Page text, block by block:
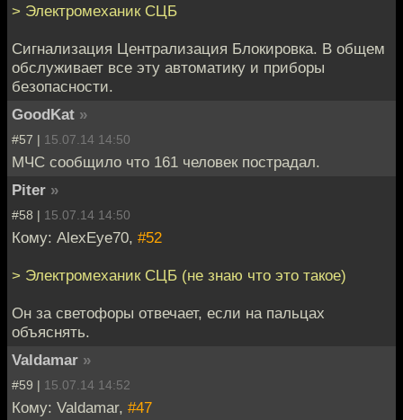
> Электромеханик СЦБ
Сигнализация Централизация Блокировка. В общем
обслуживает все эту автоматику и приборы
безопасности.
GoodKat »
#57 | 15.07.14 14:50
МЧС сообщило что 161 человек пострадал.
Piter »
#58 | 15.07.14 14:50
Кому: AlexEye70, #52
> Электромеханик СЦБ (не знаю что это такое)
Он за светофоры отвечает, если на пальцах
объяснять.
Valdamar »
#59 | 15.07.14 14:52
Кому: Valdamar, #47